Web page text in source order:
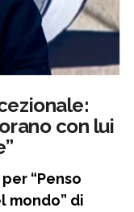
con lui
“Penso
mondo” di